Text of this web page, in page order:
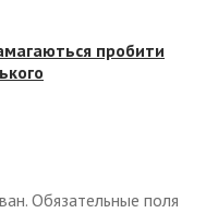
пробити
Обязательные поля